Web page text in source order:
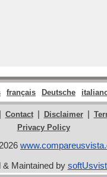
français Deutsche
| Contact | Disclaimer |
Privacy Policy
& Maintained by